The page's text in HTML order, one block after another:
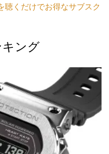
聴くだけでお得なサブスク
ング